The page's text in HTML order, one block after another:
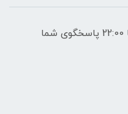
هفت روز هفته ، از ساعت 10:00 تا 22:00 پاسخگوی شما